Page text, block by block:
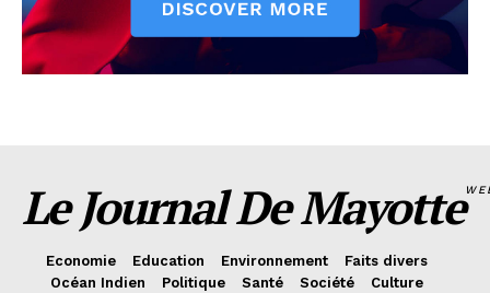
Le Journal De Mayotte
Economie Education Environnement
Faits divers
Océan Indien
Politique Santé Société
Culture